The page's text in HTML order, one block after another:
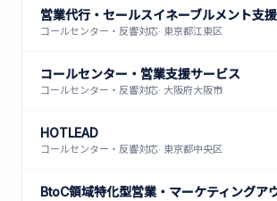
コールセンター・反響対応· 東京都江東区
コールセンター・営業支援サービス
コールセンター・反響対応· 大阪府大阪市
HOTLEAD
コールセンター・反響対応· 東京都中央区